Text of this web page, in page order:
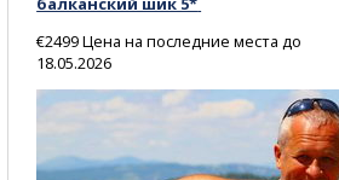
€2499 Цена на последние места до
18.05.2026